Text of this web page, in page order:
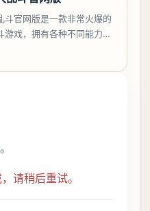
斗官网版是一款非常火爆的
游戏，拥有各种不同能力的
各种考验和挑战，随时展示
请稍后重试。